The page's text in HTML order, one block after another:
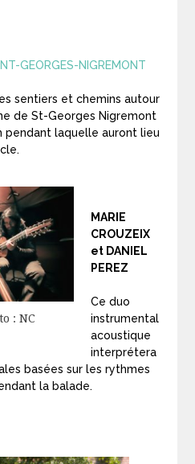
GEORGES-NIGREMONT
sentiers et chemins autour
de St-Georges Nigremont
pendant laquelle auront lieu
: NC
MARIE
CROUZEIX
et DANIEL
PEREZ
Ce duo
instrumental
acoustique
interprétera
basées sur les rythmes
la balade.